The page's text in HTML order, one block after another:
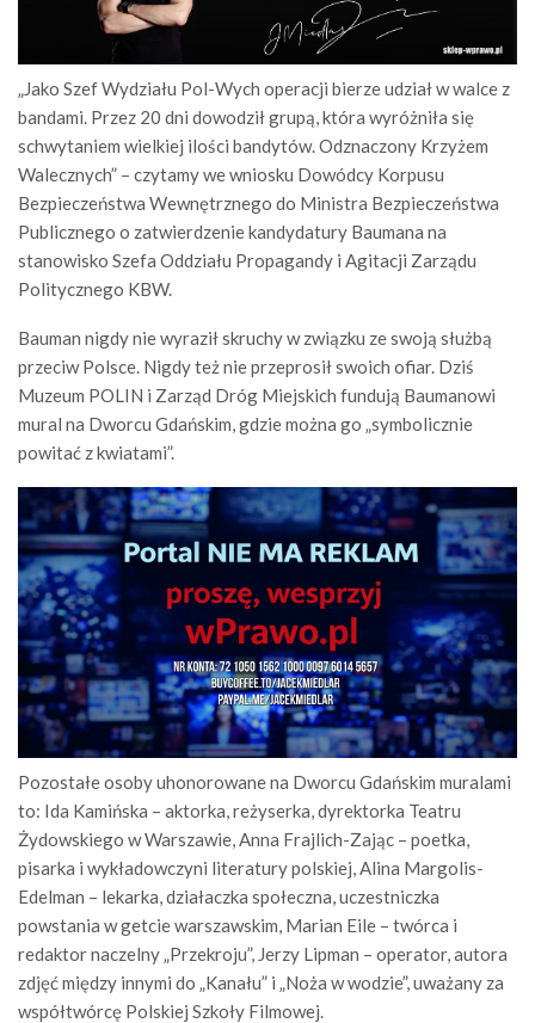
„Jako Szef Wydziału Pol-Wych operacji bierze udział w walce z
bandami. Przez 20 dni dowodził grupą, która wyróżniła się
schwytaniem wielkiej ilości bandytów. Odznaczony Krzyżem
Walecznych” – czytamy we wniosku Dowódcy Korpusu
Bezpieczeństwa Wewnętrznego do Ministra Bezpieczeństwa
Publicznego o zatwierdzenie kandydatury Baumana na
stanowisko Szefa Oddziału Propagandy i Agitacji Zarządu
Politycznego KBW.
Bauman nigdy nie wyraził skruchy w związku ze swoją służbą
przeciw Polsce. Nigdy też nie przeprosił swoich ofiar. Dziś
Muzeum POLIN i Zarząd Dróg Miejskich fundują Baumanowi
mural na Dworcu Gdańskim, gdzie można go „symbolicznie
powitać z kwiatami”.
Pozostałe osoby uhonorowane na Dworcu Gdańskim muralami
to: Ida Kamińska – aktorka, reżyserka, dyrektorka Teatru
Żydowskiego w Warszawie, Anna Frajlich-Zając – poetka,
pisarka i wykładowczyni literatury polskiej, Alina Margolis-
Edelman – lekarka, działaczka społeczna, uczestniczka
powstania w getcie warszawskim, Marian Eile – twórca i
redaktor naczelny „Przekroju”, Jerzy Lipman – operator, autora
zdjęć między innymi do „Kanału” i „Noża w wodzie”, uważany za
współtwórcę Polskiej Szkoły Filmowej.